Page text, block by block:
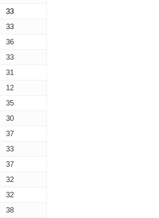
33
33
36
33
31
12
35
30
37
33
37
32
32
38